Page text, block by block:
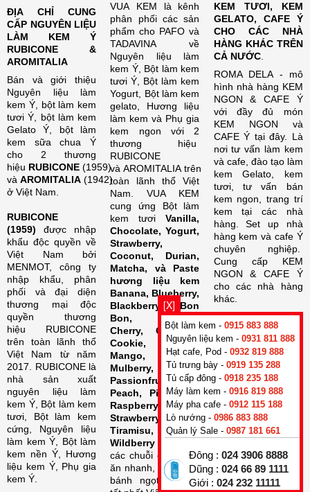
ĐỊA CHỈ CUNG
CẤP NGUYÊN LIỆU
LÀM KEM Ý
RUBICONE &
AROMITALIA
Bán và giới thiệu
Nguyên liệu làm
kem Ý, bột làm kem
tươi Ý, bột làm kem
Gelato Ý, bột làm
kem sữa chua Ý
cho 2 thương
hiệu RUBICONE (1959)
và AROMITALIA (1942)
ở Việt Nam.
RUBICONE
(1959) được nhập
khẩu độc quyền về
Việt Nam bởi
MENMOT, công ty
nhập khẩu, phân
phối và đại diện
thương mại độc
quyền thương
hiệu RUBICONE
trên toàn lãnh thổ
Việt Nam từ năm
2017. RUBICONE là
nhà sản xuất
nguyên liệu làm
kem Ý, Bột làm kem
tươi, Bột làm kem
cứng, Nguyên liệu
làm kem Ý, Bột làm
kem nền Ý, Hương
liệu kem Ý, Phụ gia
kem Ý.
VUA KEM là kênh
phân phối các sản
phẩm cho PAFO và
TADAVINA về
Nguyên liệu làm
kem Ý, Bột làm kem
tươi Ý, Bột làm kem
Yogurt, Bột làm kem
gelato, Hương liệu
làm kem và Phụ gia
kem ngon với 2
thương hiệu
RUBICONE
và AROMITALIA trên
toàn lãnh thổ Việt
Nam. VUA KEM
cung ứng Bột làm
kem tươiVanilla,
Chocolate, Yogurt,
Strawberry,
Coconut, Durian,
Matcha, và Paste
hương liệu kem
Banana, Blueberry,
Blackberry, Bon
Bon, Caramel,
Cherry, Coconut,
Cookie, Kiwi,
Mango, Melon,
Mulberry,
Passionfruit,
Peach, Pineapple,
Raspberry, Rum,
Strawberry,
Tiramisu,
Wildberry
các chuỗi cửa hàng
ăn nhanh, kem tươi,
bánh ngọt với giá
KEM TƯƠI, KEM
GELATO, CAFE Ý
CHO CÁC NHÀ
HÀNG KHÁC TRÊN
CẢ NƯỚC.
ROMA DELA - mô
hình nhà hàng KEM
NGON & CAFE Ý
với đầy đủ món
KEM NGON và
CAFE Ý tại đây. Là
nơi tư vấn làm kem
và cafe, đào tạo làm
kem Gelato, kem
tươi, tư vấn bán
kem ngon, trang trí
kem tại các nhà
hàng. Set up nhà
hàng kem và cafe Ý
chuyên nghiệp.
Cung cấp KEM
NGON & CAFE Ý
cho các nhà hàng
khác.
SẢN PHẨM
MỚI
Bột làm kem
nền Base
Vegan 200 CF
Hương vị Bạc
hà,Base
Master 100 CF
[X]
Bột làm kem - 0915 883 888
Nguyên liệu kem - 0931 811 888
Hạt cafe, Pod - 0932 819 888
Tủ trưng bày - 0919 135 288
Tủ cấp đông - 0918 235 188
Máy làm kem - 0916 819 888
Máy pha cafe - 0912 115 188
Lò nướng - 0986 883 888
Quản lý Sale - 0987 181 661
Đông : 024 3906 8888
Dũng : 024 66 89 1111
Giới : 024 232 11111